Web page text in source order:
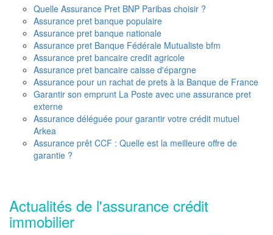
Quelle Assurance Pret BNP Paribas choisir ?
Assurance pret banque populaire
Assurance pret banque nationale
Assurance pret Banque Fédérale Mutualiste bfm
Assurance pret bancaire credit agricole
Assurance pret bancaire caisse d'épargne
Assurance pour un rachat de prets à la Banque de France
Garantir son emprunt La Poste avec une assurance pret
externe
Assurance déléguée pour garantir votre crédit mutuel
Arkea
Assurance prêt CCF : Quelle est la meilleure offre de
garantie ?
Actualités de l'assurance crédit
immobilier